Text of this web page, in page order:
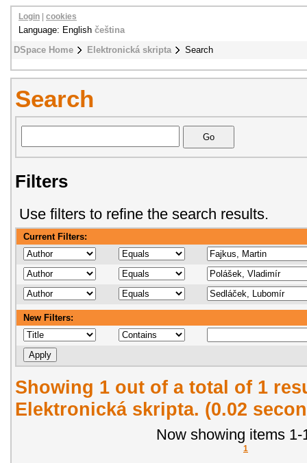
DSpace Home Elektronická skripta Search
Login cookies
Language: English čeština
Search
Filters
Use filters to refine the search results.
Current Filters:
New Filters:
Showing 1 out of a total of 1
Elektronická skripta. (0.02
Now showing items 1-
1